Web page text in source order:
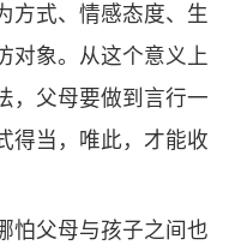
方式、情感态度、生
对象。从这个意义上
，父母要做到言行一
得当，唯此，才能收
怕父母与孩子之间也